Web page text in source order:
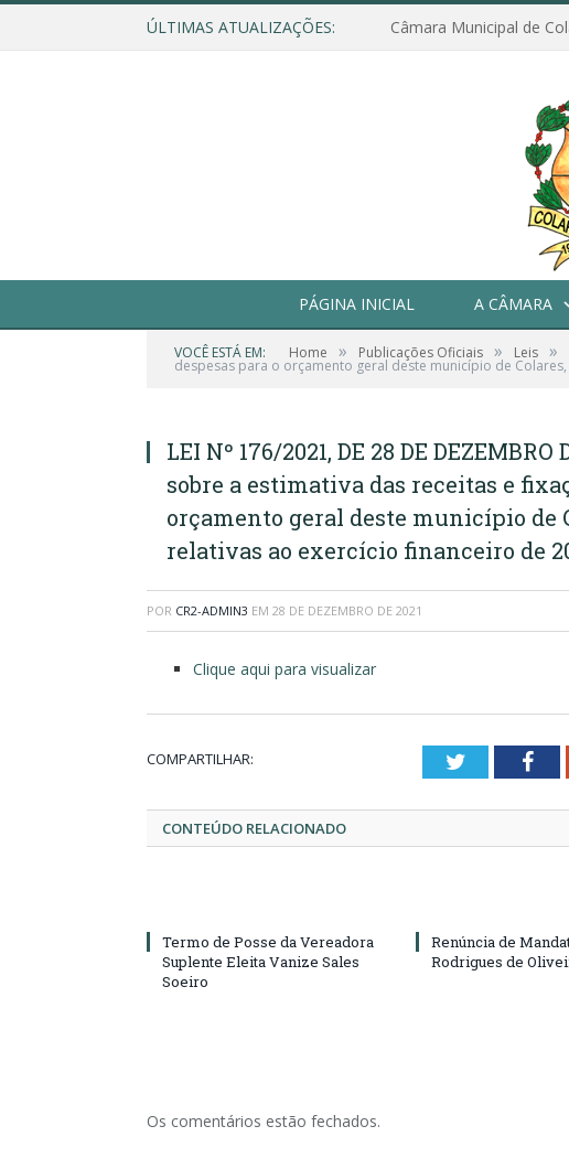
ÚLTIMAS ATUALIZAÇÕES:
PÁGINA INICIAL A CÂMARA
VOCÊ ESTÁ EM: Home » Publicações Oficiais » Leis »
despesas para o orçamento geral deste município de
LEI Nº 176/2021, DE 28 DE DEZEMBRO
sobre a estimativa das receitas e
orçamento geral deste município de
relativas ao exercício financeiro de
POR CR2-ADMIN3 EM 28 DE DEZEMBRO DE 2021
Clique aqui para visualizar
COMPARTILHAR: Twitter
CONTEÚDO RELACIONADO
Termo de Posse da Vereadora
Suplente Eleita Vanize Sales
Soeiro
Renúncia de
Rodrigues de
Os comentários estão fechados.